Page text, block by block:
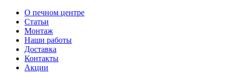
О печном центре
Статьи
Монтаж
Наши работы
Доставка
Контакты
Акции